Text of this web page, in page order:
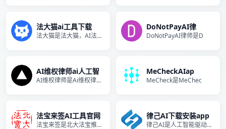
法大猫ai工具下载
法大猫是法大猫，AI法律顾问
DoNotPayAI律
DoNotPayAI律师是D
AI维权律师ai人工智
AI维权律师是Ai维权律师，
MeCheckAIap
MeCheck是MeChec
法宝来签AI工具官网
法宝来签是北大法宝推出的一个
律己AI下载安装app
律己AI是人工智能驱动的高质